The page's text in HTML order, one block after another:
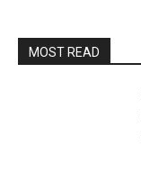
MOST READ